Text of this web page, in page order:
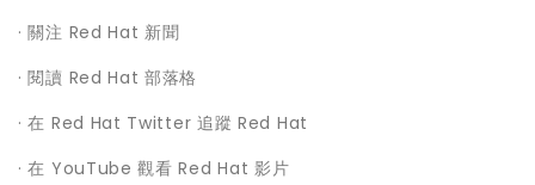
· 關注 Red Hat 新聞
· 閱讀 Red Hat 部落格
· 在 Red Hat Twitter 追蹤 Red Hat
· 在 YouTube 觀看 Red Hat 影片